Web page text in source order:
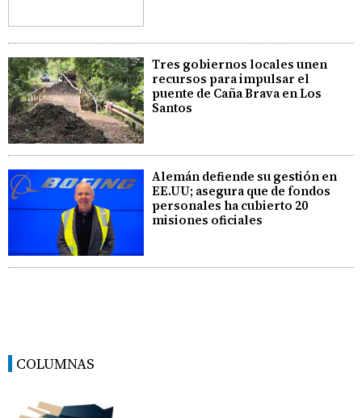
Tres gobiernos locales unen
recursos para impulsar el
puente de Caña Brava en Los
Santos
Alemán defiende su gestión en
EE.UU; asegura que de fondos
personales ha cubierto 20
misiones oficiales
COLUMNAS